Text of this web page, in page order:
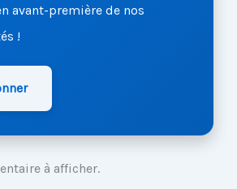
avant-première de nos
!
à afficher.